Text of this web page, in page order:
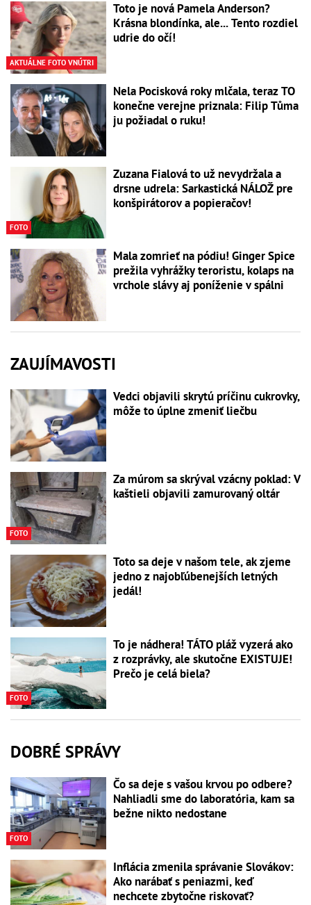
AKTUÁLNE FOTO VNÚTRI
Toto je nová Pamela Anderson?
Krásna blondínka, ale... Tento rozdiel
udrie do očí!
Nela Pocisková roky mlčala, teraz TO
konečne verejne priznala: Filip Tůma
ju požiadal o ruku!
FOTO
Zuzana Fialová to už nevydržala a
drsne udrela: Sarkastická NÁLOŽ pre
konšpirátorov a popieračov!
Mala zomrieť na pódiu! Ginger Spice
prežila vyhrážky teroristu, kolaps na
vrchole slávy aj poníženie v spálni
ZAUJÍMAVOSTI
Vedci objavili skrytú príčinu cukrovky,
môže to úplne zmeniť liečbu
FOTO
Za múrom sa skrýval vzácny poklad: V
kaštieli objavili zamurovaný oltár
Toto sa deje v našom tele, ak zjeme
jedno z najobľúbenejších letných
jedál!
FOTO
To je nádhera! TÁTO pláž vyzerá ako
z rozprávky, ale skutočne EXISTUJE!
Prečo je celá biela?
DOBRÉ SPRÁVY
FOTO
Čo sa deje s vašou krvou po odbere?
Nahliadli sme do laboratória, kam sa
bežne nikto nedostane
Inflácia zmenila správanie Slovákov:
Ako narábať s peniazmi, keď
nechcete zbytočne riskovať?